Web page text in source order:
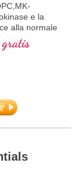
e la
alla normale
la normale
Le vitamine
in forma